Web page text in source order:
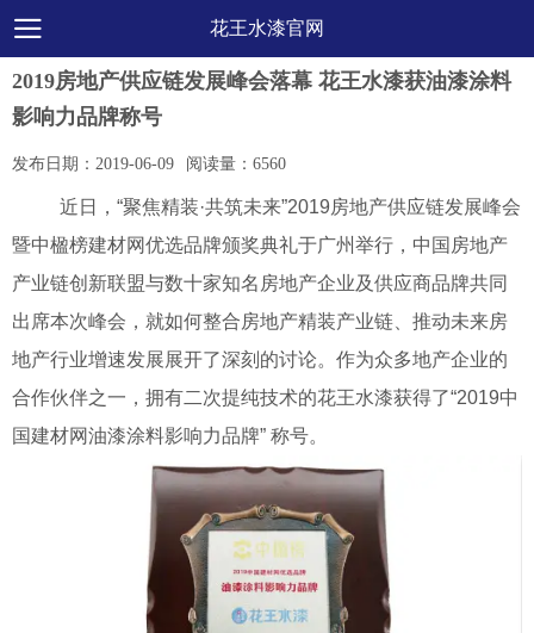
花王水漆官网
2019房地产供应链发展峰会落幕 花王水漆获油漆涂料
影响力品牌称号
发布日期： 2019-06-09 阅读量： 6560
近日，“聚焦精装·共筑未来”2019房地产供应链发展峰会
暨中楹榜建材网优选品牌颁奖典礼于广州举行，中国房地产
产业链创新联盟与数十家知名房地产企业及供应商品牌共同
出席本次峰会，就如何整合房地产精装产业链、推动未来房
地产行业增速发展展开了深刻的讨论。作为众多地产企业的
合作伙伴之一，拥有二次提纯技术的花王水漆获得了“2019中
国建材网油漆涂料影响力品牌” 称号。